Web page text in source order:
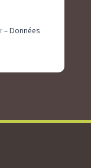
– Données